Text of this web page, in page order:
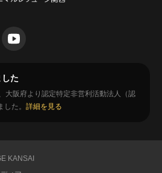
た
大阪府より認定特定非営利活動法人（認
た。 詳細を見る
KANSAI